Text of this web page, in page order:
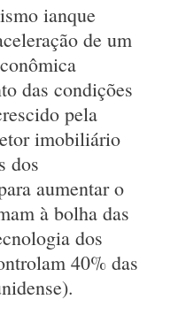
ianque
de um
das condições
pela
imobiliário
dos
aumentar o
à bolha das
dos
40% das